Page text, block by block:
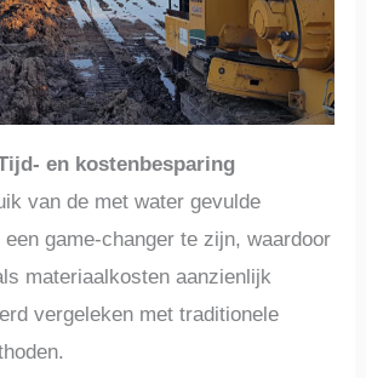
en kostenbesparing
van de met water gevulde
game-changer te zijn, waardoor
materiaalkosten aanzienlijk
vergeleken met traditionele